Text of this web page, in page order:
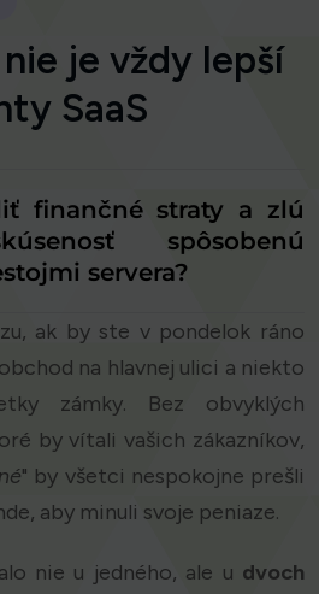
je vždy lepší
SaaS
finančné straty a zlú
spôsobenú
servera?
ak by ste v pondelok ráno
na hlavnej ulici a niekto
zámky. Bez obvyklých
by vítali vašich zákazníkov,
" by všetci nespokojne prešli
aby minuli svoje peniaze.
nie u jedného, ale u dvoch